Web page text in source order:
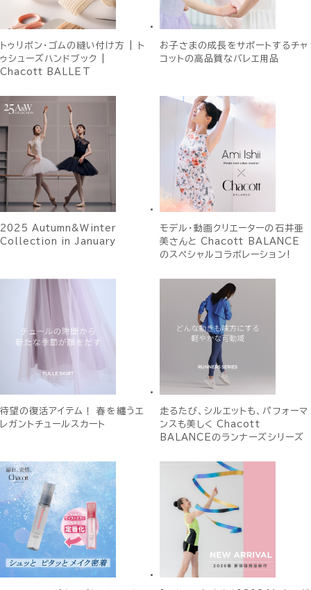
トゥリボン・ゴムの縫い付け方 | ト
ゥシューズハンドブック |
Chacott BALLET
お子さまの成長をサポートするチャ
コットの高品質なバレエ用品
2025 Autumn&Winter
Collection in January
モデル・動画クリエーターの石井亜
美さんと Chacott BALANCE
のスペシャルコラボレーション!
待望の復活アイテム！ 春を纏うエ
レガントチュールスカート
走るたび、シルエットも、パフォーマ
ンスも美しく Chacott
BALANCEのランナーズシリーズ